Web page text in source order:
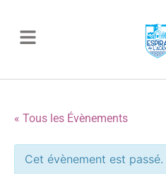
« Tous les Évènements
Cet évènement est passé.